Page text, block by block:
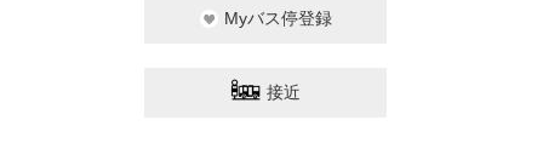
Myバス停登録
接近